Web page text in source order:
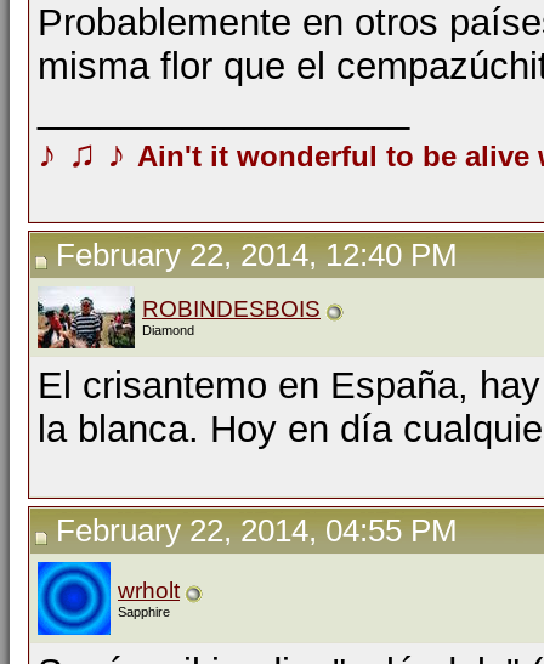
Probablemente en otros
misma flor que el
♪ ♫ ♪ Ain't it wonderful to be
February 22, 2014, 12:40 PM
ROBINDESBOIS
Diamond
El crisantemo en España,
la blanca. Hoy en día
February 22, 2014, 04:55 PM
wrholt
Sapphire